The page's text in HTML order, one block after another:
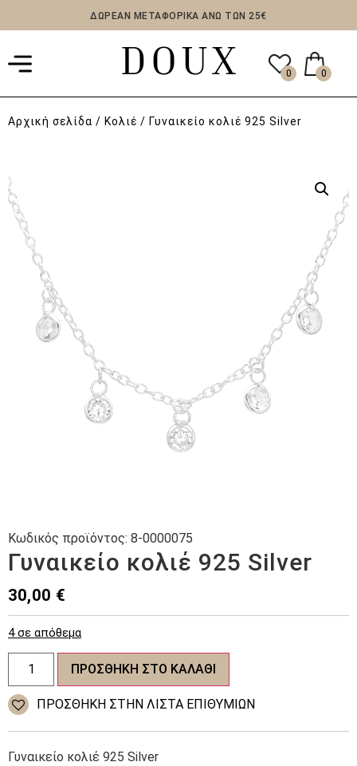
ΔΩΡΕΑΝ ΜΕΤΑΦΟΡΙΚΑ ΑΝΩ ΤΩΝ 25€
0 0
Αρχική σελίδα / Κολιέ / Γυναικείο κολιέ 925 Silver
Γυναικείο κολιέ 925 Silver
30,00 €
Γυναικείο κολιέ 925 Silver
4 σε απόθεμα
Γυναικείο
κολιέ
925
Silver
ποσότητα
ΠΡΟΣΘΉΚΗ ΣΤΟ ΚΑΛΆΘΙ
ΠΡΌΣΘΉΚΗ ΣΤΗΝ ΛΊΣΤΑ ΕΠΙΘΥΜΙΏΝ
Κωδικός προϊόντος: 8-0000075